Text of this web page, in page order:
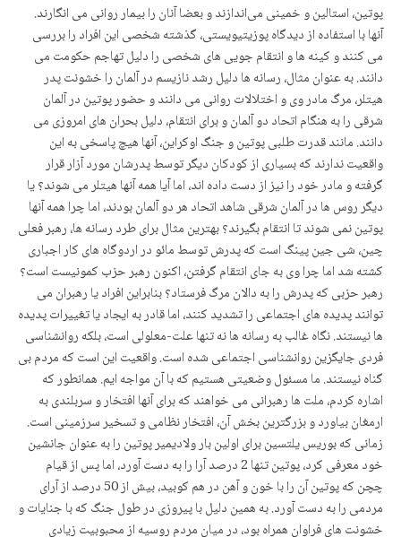
پوتین، استالین و خمینی می‌اندازند و بعضا آنان را بیمار روانی می انگارند.
آنها با استفاده از دیدگاه پوزیتیویستی، گذشته شخصی این افراد را بررسی
می کنند و کینه ها و انتقام جویی های شخصی را دلیل تهاجم حکومت می
دانند. به عنوان مثال، رسانه ها دلیل رشد نازیسم در آلمان را خشونت پدر
هیتلر، مرگ مادر وی و اختلالات روانی می دانند و حضور پوتین در آلمان
شرقی را به هنگام اتحاد دو آلمان و برای انتقام، دلیل بحران های امروزی می
دانند. مانند قدرت طلبی پوتین و جنگ اوکراین، آنها هیچ پاسخی به این
واقعیت ندارند که بسیاری از کودکان دیگر توسط پدرشان مورد آزار قرار
گرفته و مادر خود را نیز از دست داده اند، اما آیا همه آنها هیتلر می شوند؟ یا
دیگر روس ها در آلمان شرقی شاهد اتحاد هر دو آلمان بودند، اما چرا همه آنها
پوتین نمی شوند تا انتقام بگیرند؟ بهترین مثال برای طرد رسانه ها، رهبر فعلی
چین، شی جین پینگ است که پدرش توسط مائو در اردوگاه های کار اجباری
کشته شد اما چرا وی به جای انتقام گرفتن، اکنون رهبر حزب کمونیست است؟
رهبر حزبی که پدرش را به دالان مرگ فرستاد؟ بنابراین افراد یا رهبران می
توانند پدیده های اجتماعی را تشدید کنند، اما قادر به ایجاد یا تغییرات پدیده
ها نیستند. نگاه غالب به رسانه ها نه تنها علت-معلولی است، بلکه روانشناسی
فردی جایگزین روانشناسی اجتماعی شده است. واقعیت این است که مردم بی
گناه نیستند. ما مسئول وضعیتی هستیم که با آن مواجه ایم. همانطور که
اشاره کردم، ملت ها رهبرانی می خواهند که برای آنها افتخار و سربلندی به
ارمغان بیاورد و بزرگترین بخش آن، افتخار نظامی و تسخیر سرزمینی است.
زمانی که بوریس یلتسین برای اولین بار ولادیمیر پوتین را به عنوان جانشین
خود معرفی کرد، پوتین تنها 2 درصد آرا را به دست آورد، اما پس از قیام
چچن که پوتین آن را با خون و آهن در هم کوبید، بیش از 50 درصد از آرای
مردمی را به دست آورد. به همین دلیل با پیروزی در طول جنگ که با جنایات و
خشونت های فراوان همراه بود، در میان مردم روسیه از محبوبیت زیادی